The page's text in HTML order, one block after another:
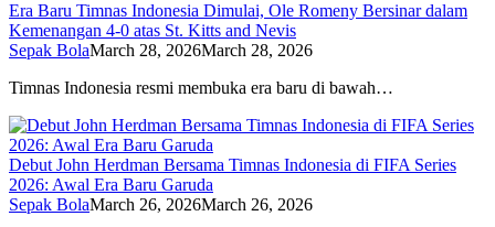
Era Baru Timnas Indonesia Dimulai, Ole Romeny Bersinar dalam
Kemenangan 4-0 atas St. Kitts and Nevis
Sepak BolaMarch 28, 2026March 28, 2026
Timnas Indonesia resmi membuka era baru di bawah…
Debut John Herdman Bersama Timnas Indonesia di FIFA Series
2026: Awal Era Baru Garuda
Sepak BolaMarch 26, 2026March 26, 2026